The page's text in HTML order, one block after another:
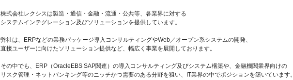
株式会社レクシスは製造・通信・金融・流通・公共等、各業界に対する
システムインテグレーション及びソリューションを提供しています。
弊社は、ERPなどの業務パッケージ導入コンサルティングやWeb／オープン系システムの開発、
直接ユーザーに向けたソリューション提供など、幅広く事業を展開しております。
その中でも、ERP（OracleEBS SAP関連）の導入コンサルティング及びシステム構築や、金融機関業界向けの
リスク管理・ネットバンキング等のニッチかつ需要のある分野を狙い、IT業界の中でポジションを築いています。